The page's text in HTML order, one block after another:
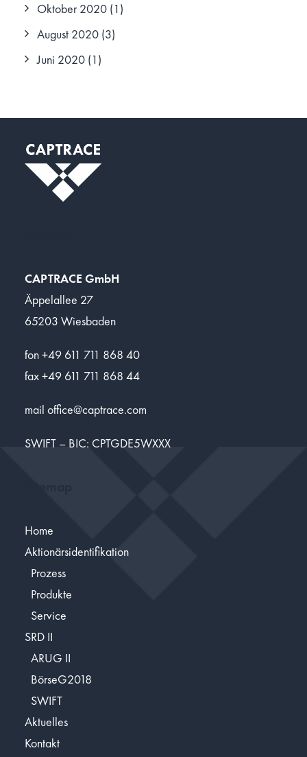
Oktober 2020 (1)
August 2020 (3)
Juni 2020 (1)
CAPTRACE GmbH
Äppelallee 27
65203 Wiesbaden
fon +49 611 711 868 40
fax +49 611 711 868 44
mail office@captrace.com
SWIFT – BIC: CPTGDE5WXXX
Home
Aktionärsidentifikation
Prozess
Produkte
Service
SRD II
ARUG II
BörseG2018
SWIFT
Aktuelles
Kontakt